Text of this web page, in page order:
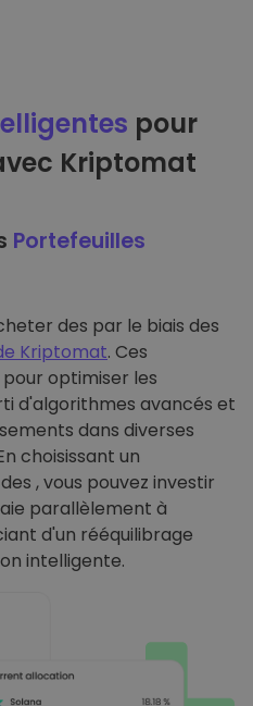
pour
Kriptomat
Portefeuilles
des par le biais des
Kriptomat. Ces
optimiser les
d'algorithmes avancés et
dans diverses
choisissant un
, vous pouvez investir
parallèlement à
d'un rééquilibrage
intelligente.